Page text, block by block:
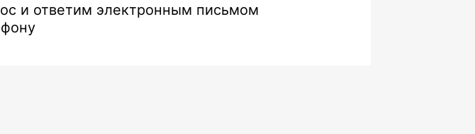
и ответим электронным письмом